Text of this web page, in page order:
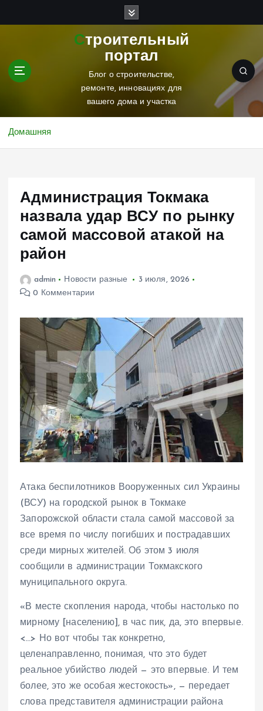
Строительный
портал
Блог о строительстве,
ремонте, инновациях для
вашего дома и участка
Домашняя
Администрация Токмака
назвала удар ВСУ по рынку
самой массовой атакой на
район
admin Новости разные
3 июля, 2026
0 Комментарии
Атака беспилотников Вооруженных сил Украины
(ВСУ) на городской рынок в Токмаке
Запорожской области стала самой массовой за
все время по числу погибших и пострадавших
среди мирных жителей. Об этом 3 июля
сообщили в администрации Токмакского
муниципального округа.
«В месте скопления народа, чтобы настолько по
мирному [населению], в час пик, да, это впервые.
<…> Но вот чтобы так конкретно,
целенаправленно, понимая, что это будет
реальное убийство людей — это впервые. И тем
более, это же особая жестокость», — передает
слова представителя администрации района